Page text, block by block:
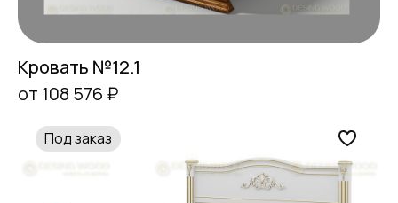
Кровать №12.1
от 108 576 ₽
Под заказ